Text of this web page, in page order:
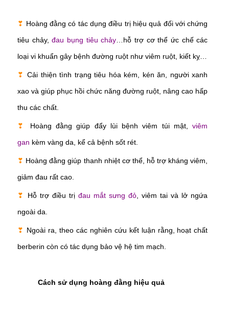
❣ Hoàng đằng có tác dụng điều trị hiệu quả đối với chứng
tiêu chảy,đau bụng tiêu chảy …hỗ trợ cơ thể ức chế các
loại vi khuẩn gây bệnh đường ruột như viêm ruột, kiết kỵ…
❣ Cải thiện tình trạng tiêu hóa kém, kén ăn, người xanh
xao và giúp phục hồi chức năng đường ruột, nâng cao hấp
thu các chất.
❣ Hoàng đằng giúp đẩy lùi bệnh viêm túi mật,viêm
gan kèm vàng da, kể cả bệnh sốt rét.
❣ Hoàng đằng giúp thanh nhiệt cơ thể, hỗ trợ kháng viêm,
giảm đau rất cao.
❣ Hỗ trợ điều trịđau mắt sưng đỏ , viêm tai và lở ngứa
ngoài da.
❣ Ngoài ra, theo các nghiên cứu kết luận rằng, hoạt chất
berberin còn có tác dụng bảo vệ hệ tim mạch.
Cách sử dụng hoàng đằng hiệu quả